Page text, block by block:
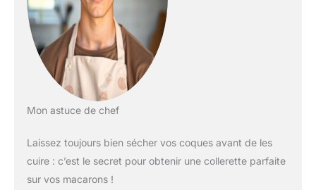
Mon astuce de chef
Laissez toujours bien sécher vos coques avant de les
cuire : c’est le secret pour obtenir une collerette parfaite
sur vos macarons !